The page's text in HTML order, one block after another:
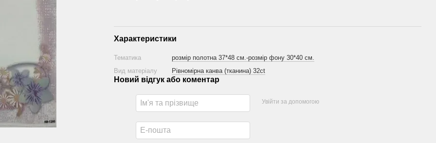
Характеристики
Тематика
розмір полотна 37*48 см.-розмір фону 30*40 см.
Вид матеріалу
Рівномірна канва (тканина) 32ct
Новий відгук або коментар
Увійти за допомогою